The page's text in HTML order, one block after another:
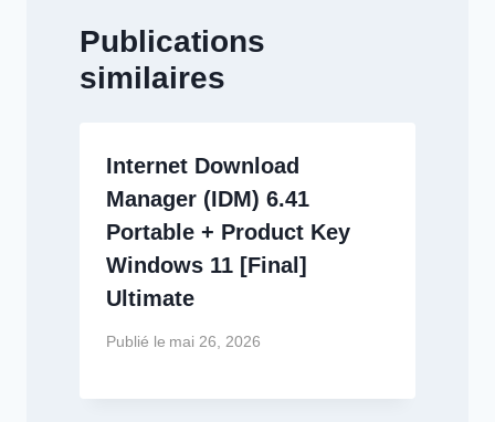
Publications
similaires
Internet Download
Manager (IDM) 6.41
Portable + Product Key
Windows 11 [Final]
Ultimate
Publié le mai 26, 2026